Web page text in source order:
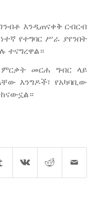
እንዲጠናቀቅ ርብርብ
የተግባር ሥራ ያየንበት
ተናግረዋል።
መርሐ ግብር ላይ
እንግዶች፣ የአካባቢው